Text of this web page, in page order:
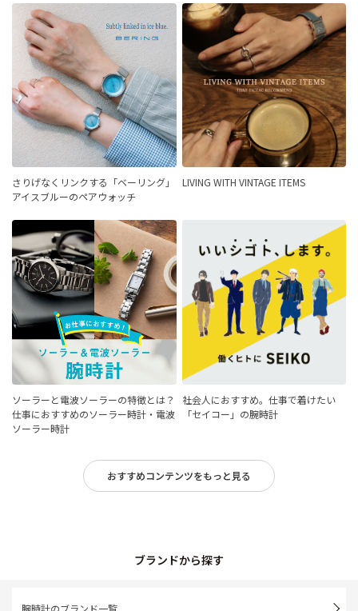
さりげなくリンクする「ベーリング」
アイスブルーのペアウォッチ
LIVING WITH VINTAGE ITEMS
ソーラーと電波ソーラーの特徴とは？
仕事におすすめのソーラー時計・電波
ソーラー時計
社会人におすすめ。仕事で着けたい
「セイコー」の腕時計
おすすめコンテンツをもっと見る
ブランドから探す
腕時計のブランド一覧